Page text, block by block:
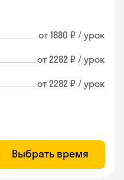
от 1880 ₽ / урок
от 2282 ₽ / урок
от 2282 ₽ / урок
Выбрать время